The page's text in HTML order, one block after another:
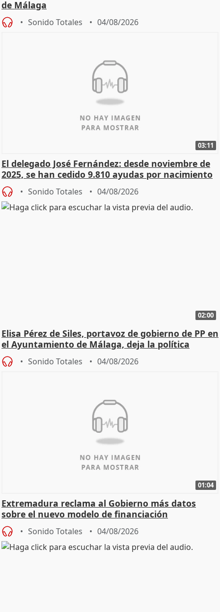
de Málaga
Sonido Totales 04/08/2026
03:11
El delegado José Fernández: desde noviembre de
2025, se han cedido 9.810 ayudas por nacimiento
Sonido Totales 04/08/2026
02:00
Elisa Pérez de Siles, portavoz de gobierno de PP en
el Ayuntamiento de Málaga, deja la política
Sonido Totales 04/08/2026
01:04
Extremadura reclama al Gobierno más datos
sobre el nuevo modelo de financiación
Sonido Totales 04/08/2026